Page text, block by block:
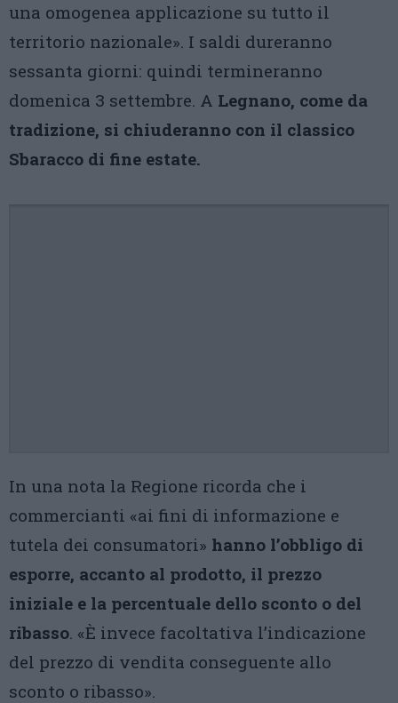
una omogenea applicazione su tutto il
territorio nazionale». I saldi dureranno
sessanta giorni: quindi termineranno
domenica 3 settembre. A Legnano, come da
tradizione, si chiuderanno con il classico
Sbaracco di fine estate.
In una nota la Regione ricorda che i
commercianti «ai fini di informazione e
tutela dei consumatori» hanno l’obbligo di
esporre, accanto al prodotto, il prezzo
iniziale e la percentuale dello sconto o del
ribasso. «È invece facoltativa l’indicazione
del prezzo di vendita conseguente allo
sconto o ribasso».